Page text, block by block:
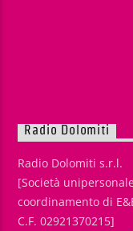
Radio Dolomiti
Radio Dolomiti s.r.l.
[Società
coordinamento di
C.F. 02921370215]